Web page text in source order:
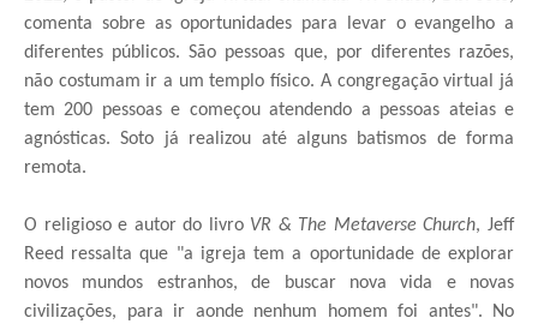
comenta sobre as oportunidades para levar o evangelho a
diferentes públicos. São pessoas que, por diferentes razões,
não costumam ir a um templo físico. A congregação virtual já
tem 200 pessoas e começou atendendo a pessoas ateias e
agnósticas. Soto já realizou até alguns batismos de forma
remota.
O religioso e autor do livro VR & The Metaverse Church, Jeff
Reed ressalta que "a igreja tem a oportunidade de explorar
novos mundos estranhos, de buscar nova vida e novas
civilizações, para ir aonde nenhum homem foi antes". No